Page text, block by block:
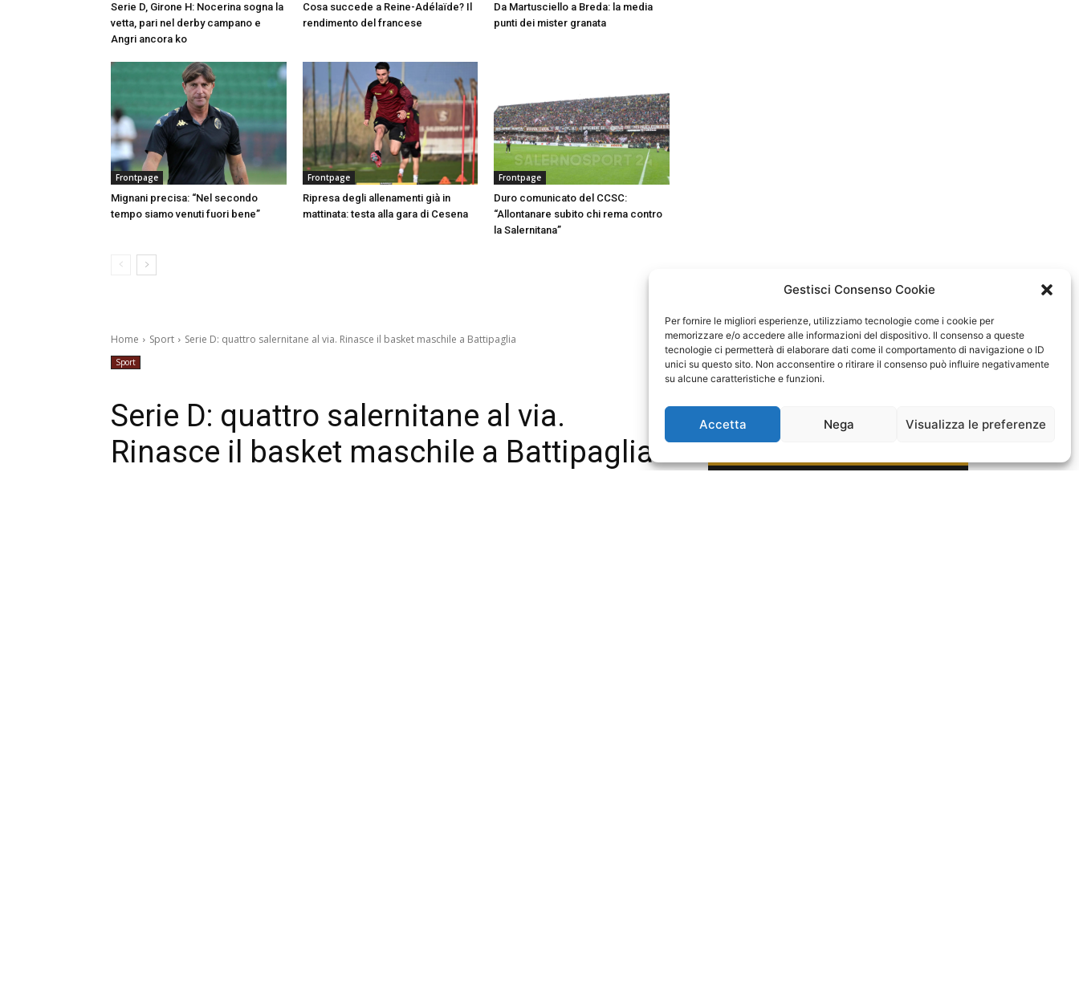
Gestisci Consenso Cookie
Per fornire le migliori esperienze, utilizziamo tecnologie come i cookie per
memorizzare e/o accedere alle informazioni del dispositivo. Il consenso a queste
tecnologie ci permetterà di elaborare dati come il comportamento di navigazione o ID
unici su questo sito. Non acconsentire o ritirare il consenso può influire negativamente
su alcune caratteristiche e funzioni.
Accetta Nega Visualizza le preferenze
Serie D, Girone H: Nocerina sogna la
vetta, pari nel derby campano e
Angri ancora ko
Cosa succede a Reine-Adélaïde? Il
rendimento del francese
Da Martusciello a Breda: la media
punti dei mister granata
Frontpage
Mignani precisa: “Nel secondo
tempo siamo venuti fuori bene”
Frontpage
Ripresa degli allenamenti già in
mattinata: testa alla gara di Cesena
Frontpage
Duro comunicato del CCSC:
“Allontanare subito chi rema contro
la Salernitana”